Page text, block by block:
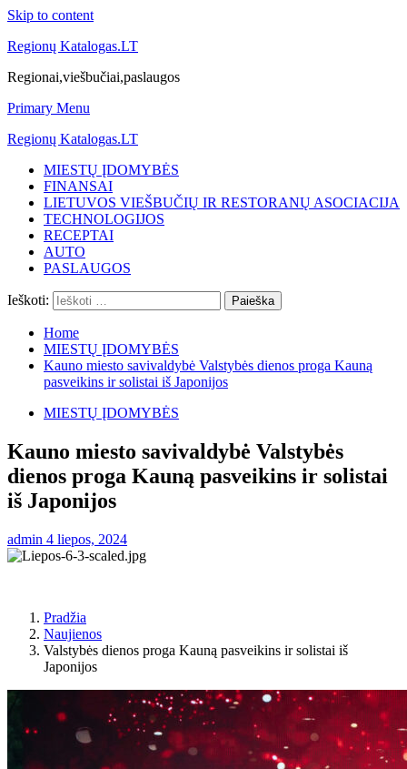
Skip to content
Regionų Katalogas.LT
Regionai,viešbučiai,paslaugos
Primary Menu
Regionų Katalogas.LT
MIESTŲ ĮDOMYBĖS
FINANSAI
LIETUVOS VIEŠBUČIŲ IR RESTORANŲ ASOCIACIJA
TECHNOLOGIJOS
RECEPTAI
AUTO
PASLAUGOS
Ieškoti:
Home
MIESTŲ ĮDOMYBĖS
Kauno miesto savivaldybė Valstybės dienos proga Kauną
pasveikins ir solistai iš Japonijos
MIESTŲ ĮDOMYBĖS
Kauno miesto savivaldybė Valstybės
dienos proga Kauną pasveikins ir solistai
iš Japonijos
admin 4 liepos, 2024
Pradžia
Naujienos
Valstybės dienos proga Kauną pasveikins ir solistai iš
Japonijos